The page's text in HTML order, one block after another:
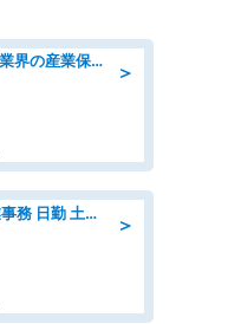
＞
「土日祝休み」ヘルスケア業界の産業保健師/高時給/未経験OK/要資格:保健師、正看護師
＞
事務/PC・データ入力/営業事務 日勤 土日祝休み オフィス家具の会社で一般事務